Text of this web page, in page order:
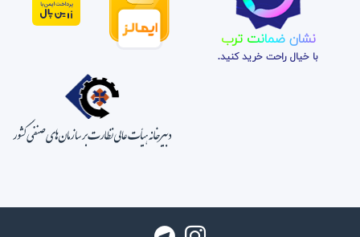
نشان ضمانت ترب
با خیال راحت خرید کنید.